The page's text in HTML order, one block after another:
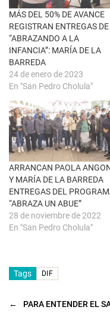
e
n
t
a
n
a
n
u
v
a
)
o
k
(
S
e
a
b
e
n
u
n
a
v
e
n
t
a
n
a
n
u
e
v
a
MÁS DEL 50% DE AVANCE
REGISTRAN ENTREGAS DE
“ABRAZANDO A LA
INFANCIA”: MARÍA DE LA
BARREDA
24 de enero de 2023
En "San Pedro Cholula"
ARRANCAN PAOLA
Y MARÍA DE LA BARREDA
ENTREGAS DEL
“ABRAZA UN ABUE”
28 de noviembre de 2022
En "San Pedro Cholula"
Tags DIF
←
PARA ENTENDER EL